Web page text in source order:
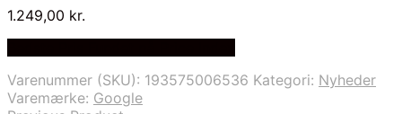
1.249,00 kr.
Varenummer (SKU): 193575006536 Kategori: Nyheder
Varemærke: Google